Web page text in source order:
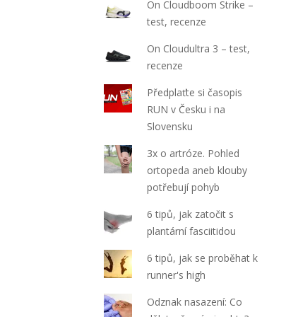
On Cloudboom Strike –
test, recenze
On Cloudultra 3 – test,
recenze
Předplaťte si časopis
RUN v Česku i na
Slovensku
3x o artróze. Pohled
ortopeda aneb klouby
potřebují pohyb
6 tipů, jak zatočit s
plantární fasciitidou
6 tipů, jak se proběhat k
runner's high
Odznak nasazení: Co